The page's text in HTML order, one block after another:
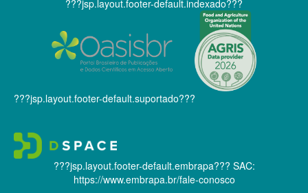
???jsp.layout.footer-default.indexado???
???jsp.layout.footer-default.suportado???
???jsp.layout.footer-default.embrapa??? SAC:
https://www.embrapa.br/fale-conosco